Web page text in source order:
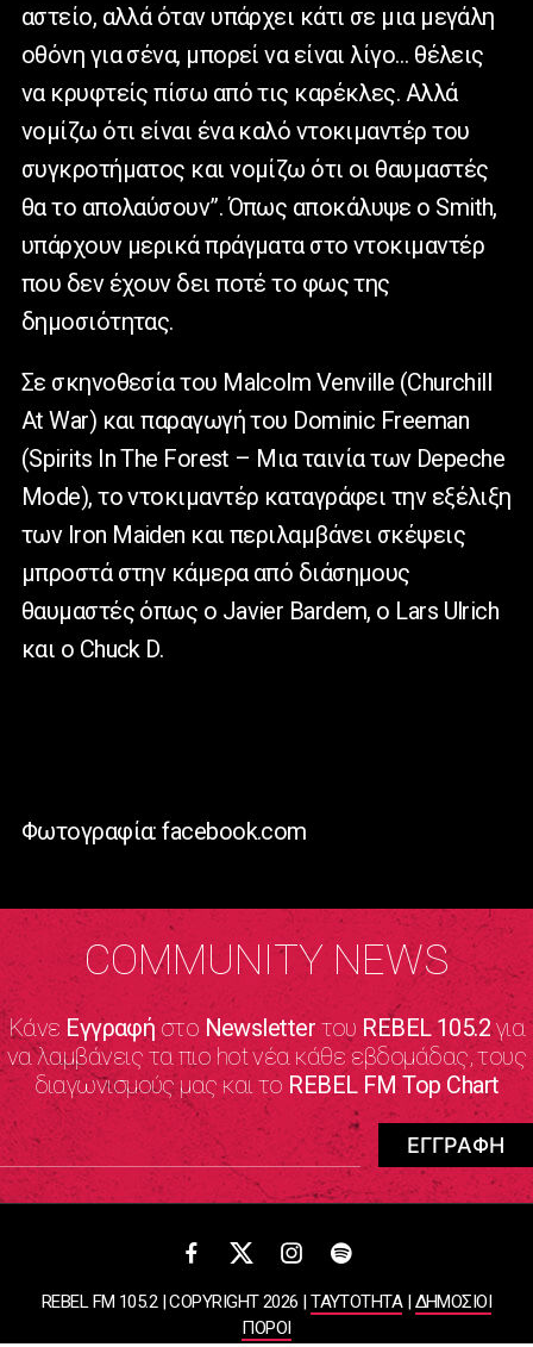
αστείο, αλλά όταν υπάρχει κάτι σε μια μεγάλη
οθόνη για σένα, μπορεί να είναι λίγο… θέλεις
να κρυφτείς πίσω από τις καρέκλες. Αλλά
νομίζω ότι είναι ένα καλό ντοκιμαντέρ του
συγκροτήματος και νομίζω ότι οι θαυμαστές
θα το απολαύσουν”. Όπως αποκάλυψε ο Smith,
υπάρχουν μερικά πράγματα στο ντοκιμαντέρ
που δεν έχουν δει ποτέ το φως της
δημοσιότητας.
Σε σκηνοθεσία του Malcolm Venville (Churchill
At War) και παραγωγή του Dominic Freeman
(Spirits In The Forest – Μια ταινία των Depeche
Mode), το ντοκιμαντέρ καταγράφει την εξέλιξη
των Iron Maiden και περιλαμβάνει σκέψεις
μπροστά στην κάμερα από διάσημους
θαυμαστές όπως ο Javier Bardem, ο Lars Ulrich
και ο Chuck D.
Φωτογραφία: facebook.com
COMMUNITY NEWS
Κάνε Εγγραφήστο NewsletterτουREBEL 105.2για
να λαμβάνεις τα πιο hot νέα κάθε εβδομάδας, τους
διαγωνισμούς μας και το REBEL FM Top Chart
REBEL FM 105.2 | COPYRIGHT 2026 |ΤΑΥΤΟΤΗΤΑ|ΔΗΜΟΣΙΟΙ
ΠΟΡΟΙ